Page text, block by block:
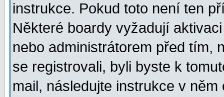
instrukce. Pokud toto není ten
Některé boardy vyžadují
nebo administrátorem před tím,
se registrovali, byli byste k
mail, následujte instrukce v